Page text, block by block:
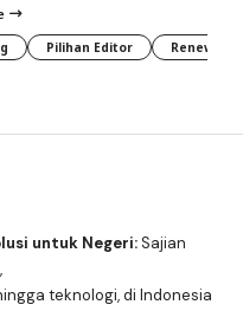
Pilihan Editor
untuk Negeri:Sajian
teknologi, di Indonesia